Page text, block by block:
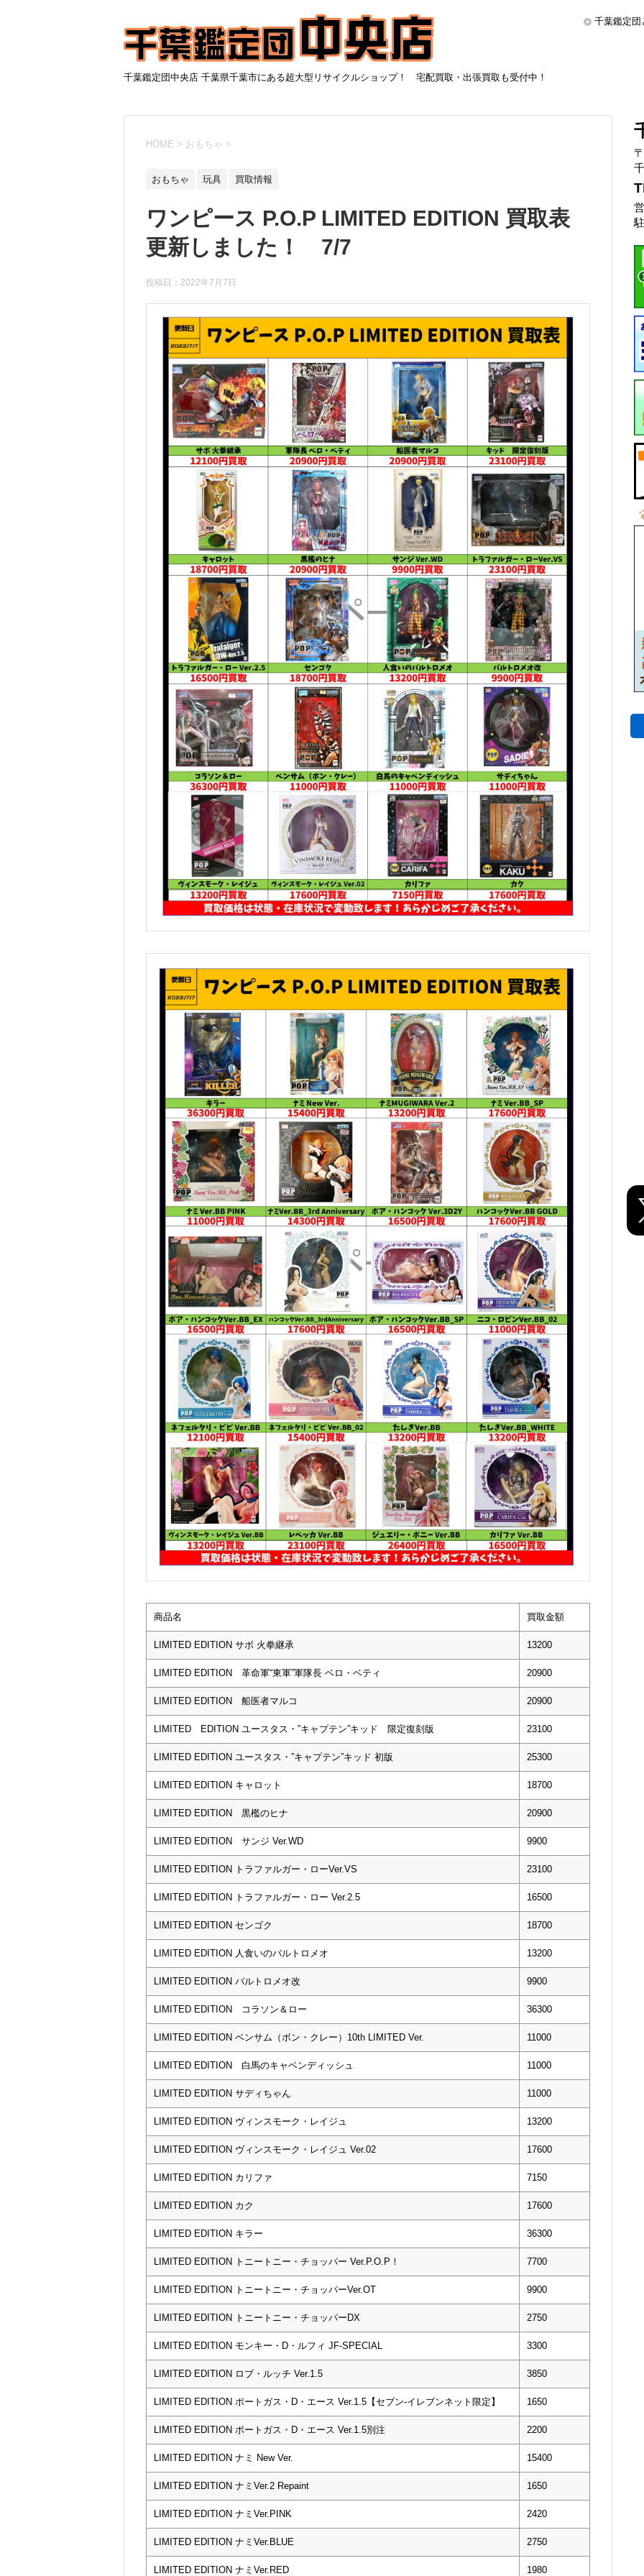
千葉鑑定団中央店 千葉県千葉市にある超大型リサイクルショップ！ 宅配買取・出張買取も受付中！
千葉鑑定団
HOME > おもちゃ >
おもちゃ 玩具 買取情報
ワンピース P.O.P LIMITED EDITION 買取表
更新しました！ 7/7
投稿日： 2022年7月7日
商品名 買取金額
LIMITED EDITION サボ 火拳継承 13200
LIMITED EDITION 革命軍“東軍”軍隊長 ベロ・ベティ 20900
LIMITED EDITION 船医者マルコ 20900
LIMITED EDITION ユースタス・”キャプテン”キッド 限定復刻版 23100
LIMITED EDITION ユースタス・”キャプテン”キッド 初版 25300
LIMITED EDITION キャロット 18700
LIMITED EDITION 黒檻のヒナ 20900
LIMITED EDITION サンジ Ver.WD 9900
LIMITED EDITION トラファルガー・ローVer.VS 23100
LIMITED EDITION トラファルガー・ロー Ver.2.5 16500
LIMITED EDITION センゴク 18700
LIMITED EDITION 人食いのバルトロメオ 13200
LIMITED EDITION バルトロメオ改 9900
LIMITED EDITION コラソン＆ロー 36300
LIMITED EDITION ベンサム（ボン・クレー）10th LIMITED Ver. 11000
LIMITED EDITION 白馬のキャベンディッシュ 11000
LIMITED EDITION サディちゃん 11000
LIMITED EDITION ヴィンスモーク・レイジュ 13200
LIMITED EDITION ヴィンスモーク・レイジュ Ver.02 17600
LIMITED EDITION カリファ 7150
LIMITED EDITION カク 17600
LIMITED EDITION キラー 36300
LIMITED EDITION トニートニー・チョッパー Ver.P.O.P！ 7700
LIMITED EDITION トニートニー・チョッパーVer.OT 9900
LIMITED EDITION トニートニー・チョッパーDX 2750
LIMITED EDITION モンキー・D・ルフィ JF-SPECIAL 3300
LIMITED EDITION ロブ・ルッチ Ver.1.5 3850
LIMITED EDITION ポートガス・D・エース Ver.1.5【セブン-イレブンネット限定】 1650
LIMITED EDITION ポートガス・D・エース Ver.1.5別注 2200
LIMITED EDITION ナミ New Ver. 15400
LIMITED EDITION ナミVer.2 Repaint 1650
LIMITED EDITION ナミVer.PINK 2420
LIMITED EDITION ナミVer.BLUE 2750
LIMITED EDITION ナミVer.RED 1980